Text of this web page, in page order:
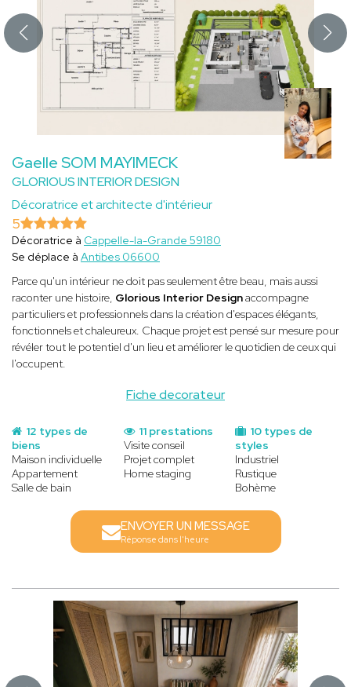
Gaelle SOM MAYIMECK
GLORIOUS INTERIOR DESIGN
Décoratrice et architecte d'intérieur
Fiche decorateur
5
Décoratrice à Cappelle-la-Grande 59180
Se déplace à Antibes 06600
Parce qu'un intérieur ne doit pas seulement être beau, mais aussi
raconter une histoire, Glorious Interior Designaccompagne
particuliers et professionnels dans la création d'espaces élégants,
fonctionnels et chaleureux. Chaque projet est pensé sur mesure pour
révéler tout le potentiel d'un lieu et améliorer le quotidien de ceux qui
l'occupent.
12 types de
biens
Maison individuelle
Appartement
Salle de bain
10 types de
styles
Industriel
Rustique
Bohème
11 prestations
Visite conseil
Projet complet
Home staging
ENVOYER UN MESSAGE
Réponse dans l'heure